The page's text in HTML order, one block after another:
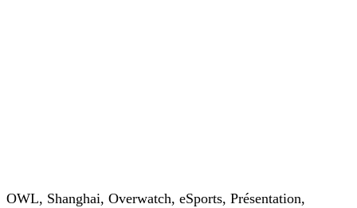
OWL, Shanghai, Overwatch, eSports, Présentation,